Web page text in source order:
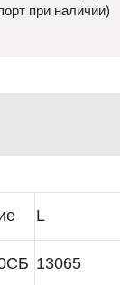
при наличии)
L
13065